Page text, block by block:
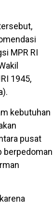
MPR RI
1945,
kebutuhan
pusat
berpedoman